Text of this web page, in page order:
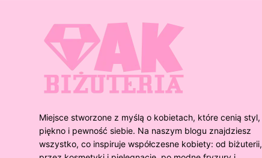
Miejsce stworzone z myślą o kobietach, które cenią styl,
piękno i pewność siebie. Na naszym blogu znajdziesz
wszystko, co inspiruje współczesne kobiety: od biżuterii,